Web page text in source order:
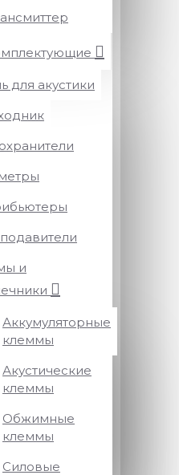
для акустики
и
Аккумуляторные
клеммы
Акустические
клеммы
Обжимные
клеммы
Силовые